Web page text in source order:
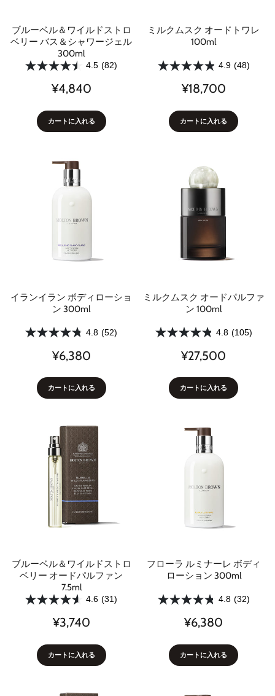
ブルーベル＆ワイルドストロ
ベリー バス＆シャワージェル
300ml
4.5 (82)
¥4,840
カートに入れる
ミルクムスク オードトワレ
100ml
4.9 (48)
¥18,700
カートに入れる
イランイラン ボディローショ
ン 300ml
4.8 (52)
¥6,380
カートに入れる
ミルクムスク オードパルファ
ン 100ml
4.8 (105)
¥27,500
カートに入れる
ブルーベル＆ワイルドストロ
ベリー オードパルファン
7.5ml
4.6 (31)
¥3,740
カートに入れる
フローラ ルミナーレ ボディ
ローション 300ml
4.8 (32)
¥6,380
カートに入れる